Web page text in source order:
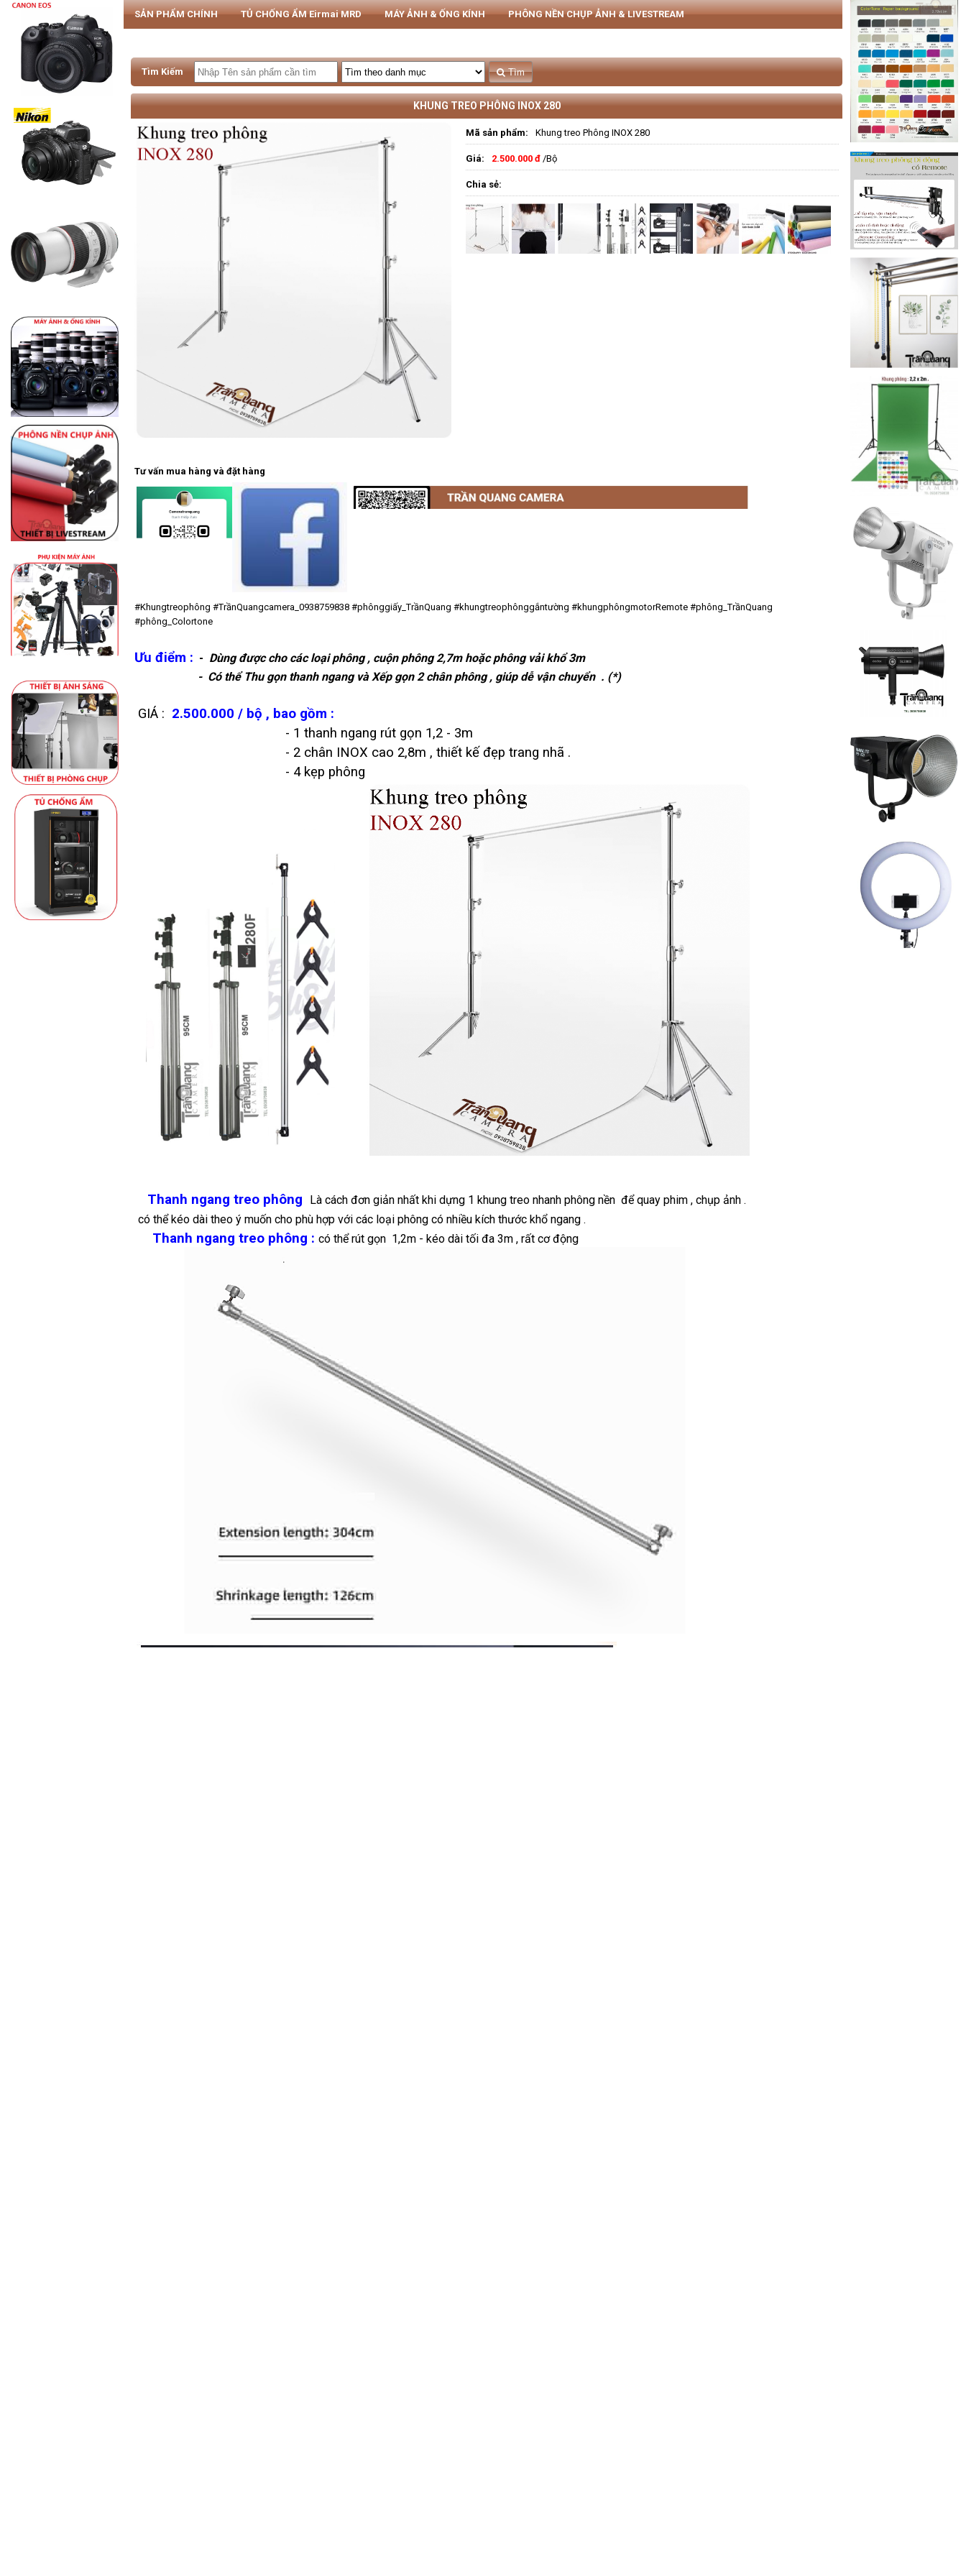
SẢN PHẨM CHÍNH TỦ CHỐNG ẨM Eirmai MRD MÁY ẢNH & ỐNG KÍNH PHÔNG NỀN CHỤP ẢNH & LIVESTREAM
Tìm Kiếm Tìm
KHUNG TREO PHÔNG INOX 280
Mã sản phẩm: Khung treo Phông INOX 280
Giá: 2.500.000 đ /Bộ
Chia sẻ:
Tư vấn mua hàng và đặt hàng
#Khungtreophông #TrầnQuangcamera_0938759838 #phônggiấy_TrầnQuang #khungtreophônggắntường #khungphôngmotorRemote #phông_TrầnQuang
#phông_Colortone
Ưu điểm : - Dùng được cho các loại phông , cuộn phông 2,7m hoặc phông vải khổ 3m
- Có thểThu gọnthanh ngang và Xếp gọn 2 chân phông , giúp dễ vận chuyển . (*)
GIÁ : 2.500.000 / bộ , bao gồm :
- 1 thanh ngang rút gọn 1,2 - 3m
- 2 chân INOX cao 2,8m , thiết kế đẹp trang nhã .
- 4 kẹp phông
Thanh ngang treo phông
Là cách đơn giản nhất khi dựng 1 khung treo nhanh phông nền để quay phim , chụp ảnh .
có thể kéo dài theo ý muốn cho phù hợp với các loại phông có nhiều kích thước khổ ngang .
Thanh ngang treo phông : có thể rút gọn 1,2m - kéo dài tối đa 3m , rất cơ động